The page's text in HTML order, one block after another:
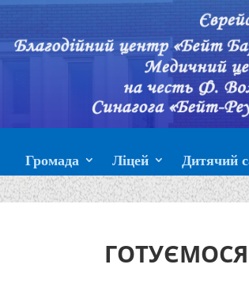
Громада Ліцей Дитячий